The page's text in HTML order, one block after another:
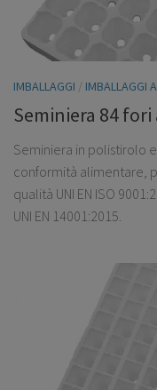
IMBALLAGGI / IMBALLAGGI
Seminiera 84 fori
Seminiera in polistirolo
conformità alimentare,
qualità UNI EN ISO
UNI EN 14001:2015.